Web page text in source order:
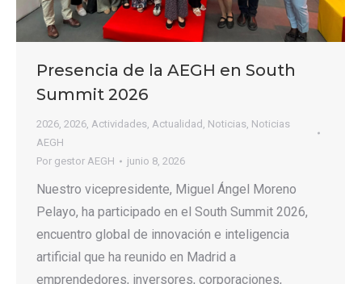
Presencia de la AEGH en South
Summit 2026
2026, 2026, Actividades, Actualidad , Noticias, Noticias
AEGH
Por gestor AEGH junio 8, 2026
Nuestro vicepresidente, Miguel Ángel Moreno
Pelayo, ha participado en el South Summit 2026,
encuentro global de innovación e inteligencia
artificial que ha reunido en Madrid a
emprendedores, inversores, corporaciones,